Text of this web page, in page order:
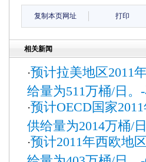
复制本页网址 打印
相关新闻
·预计拉美地区2011
给量为511万桶/日。
·预计OECD国家
供给量为2014万桶/
·预计2011年西欧地
给量为403万桶/日。-